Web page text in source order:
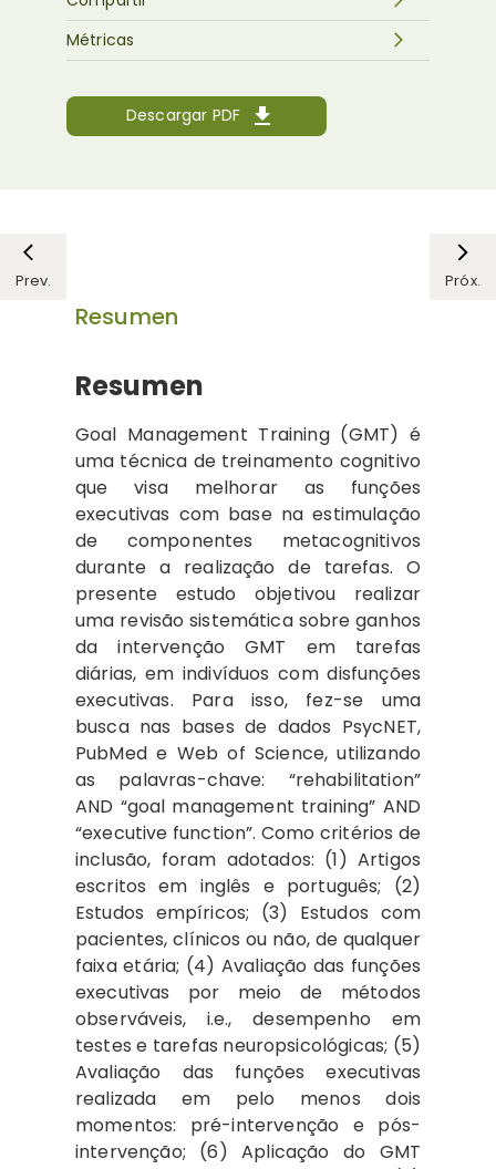
Descargar PDF
Métricas
Prev. Próx.
Resumen
Resumen
Goal Management Training (GMT) é
uma técnica de treinamento cognitivo
que visa melhorar as funções
executivas com base na estimulação
de componentes metacognitivos
durante a realização de tarefas. O
presente estudo objetivou realizar
uma revisão sistemática sobre ganhos
da intervenção GMT em tarefas
diárias, em indivíduos com disfunções
executivas. Para isso, fez-se uma
busca nas bases de dados PsycNET,
PubMed e Web of Science, utilizando
as palavras-chave: “rehabilitation”
AND “goal management training” AND
“executive function”. Como critérios de
inclusão, foram adotados: (1) Artigos
escritos em inglês e português; (2)
Estudos empíricos; (3) Estudos com
pacientes, clínicos ou não, de qualquer
faixa etária; (4) Avaliação das funções
executivas por meio de métodos
observáveis, i.e., desempenho em
testes e tarefas neuropsicológicas; (5)
Avaliação das funções executivas
realizada em pelo menos dois
momentos: pré-intervenção e pós-
intervenção; (6) Aplicação do GMT